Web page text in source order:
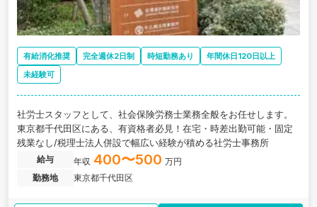
有給消化推奨 完全週休2日制 時短勤務あり
年間休日120日以上
未経験可
社労士スタッフとして、社会保険労務士業務全般をお任せします。
東京都千代田区にある、有資格者必見！在宅・時差出勤可能・固定
残業なし/税理士法人併設で幅広い経験が積める社労士事務所
給与 年収 400〜500 万円
勤務地
東京都千代田区